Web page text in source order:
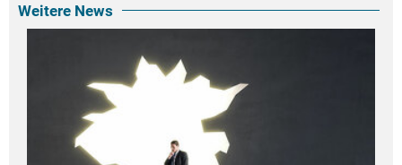
Weitere News